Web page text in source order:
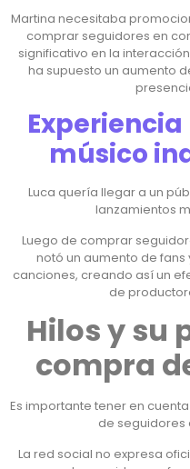
Martina necesitaba
comprar seguidores en
significativo en la
ha supuesto un aumento
músico
Luca quería llegar a un
lanzamientos
Luego de comprar
notó un aumento de
canciones, creando así un
de
Hilos y su
compra
Es importante tener en
de seguidores
La red social no expresa